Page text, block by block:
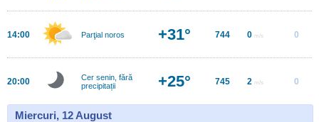
14:00 Parţial noros +31° 744 0 m/s 0
20:00
Cer senin, fără
precipitații
+25° 745 2 m/s 0
Miercuri, 12 August